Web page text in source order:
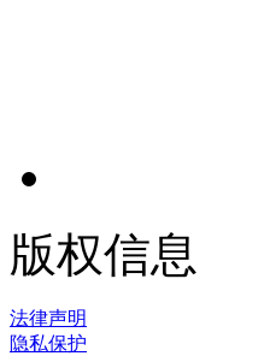
版权信息
法律声明
隐私保护